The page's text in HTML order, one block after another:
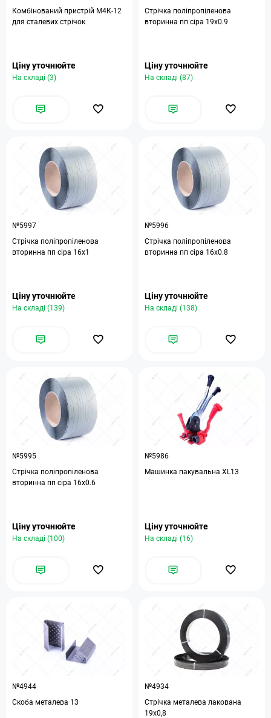
Комбінований пристрій М4К-12
для сталевих стрічок
Ціну уточнюйте
На складі (3)
Стрічка поліпропіленова
вторинна пп сіра 19х0.9
Ціну уточнюйте
На складі (87)
№5997
Стрічка поліпропіленова
вторинна пп сіра 16х1
Ціну уточнюйте
На складі (139)
№5996
Стрічка поліпропіленова
вторинна пп сіра 16х0.8
Ціну уточнюйте
На складі (138)
№5995
Стрічка поліпропіленова
вторинна пп сіра 16х0.6
Ціну уточнюйте
На складі (100)
№5986
Машинка пакувальна XL13
Ціну уточнюйте
На складі (16)
№4944
Скоба металева 13
№4934
Стрічка металева лакована
19х0,8